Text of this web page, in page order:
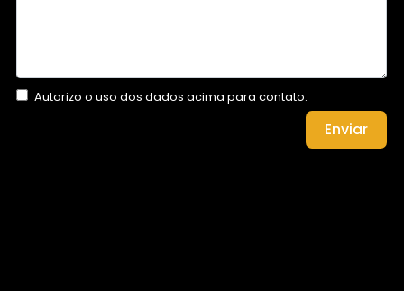
Autorizo o uso dos dados acima para contato.
Enviar